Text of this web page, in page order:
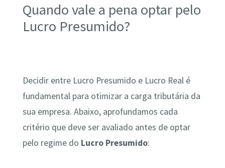
Quando vale a pena optar pelo
Lucro Presumido?
Decidir entre Lucro Presumido e Lucro Real é
fundamental para otimizar a carga tributária da
sua empresa. Abaixo, aprofundamos cada
critério que deve ser avaliado antes de optar
pelo regime do Lucro Presumido: